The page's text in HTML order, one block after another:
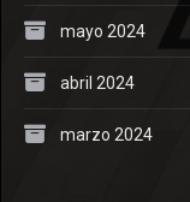
mayo 2024
abril 2024
marzo 2024